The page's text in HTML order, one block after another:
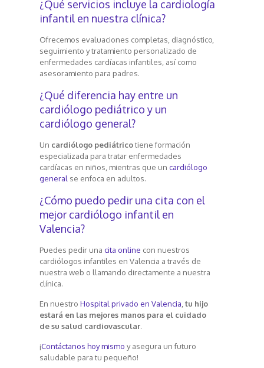
¿Qué servicios incluye la cardiología
infantil en nuestra clínica?
Ofrecemos evaluaciones completas, diagnóstico,
seguimiento y tratamiento personalizado de
enfermedades cardíacas infantiles, así como
asesoramiento para padres.
¿Qué diferencia hay entre un
cardiólogo pediátrico y un
cardiólogo general?
Un cardiólogo pediátricotiene formación
especializada para tratar enfermedades
cardíacas en niños, mientras que un cardiólogo
general se enfoca en adultos.
¿Cómo puedo pedir una cita con el
mejor cardiólogo infantil en
Valencia?
Puedes pedir una cita online con nuestros
cardiólogos infantiles en Valencia a través de
nuestra web o llamando directamente a nuestra
clínica.
En nuestro Hospital privado en Valencia,tu hijo
estará en las mejores manos para el cuidado
de su salud cardiovascular.
¡Contáctanos hoy mismo y asegura un futuro
saludable para tu pequeño!